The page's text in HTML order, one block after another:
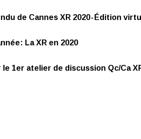
de Cannes XR 2020 - Édition
La XR en 2020
le 1er atelier de discussion Qc/Ca